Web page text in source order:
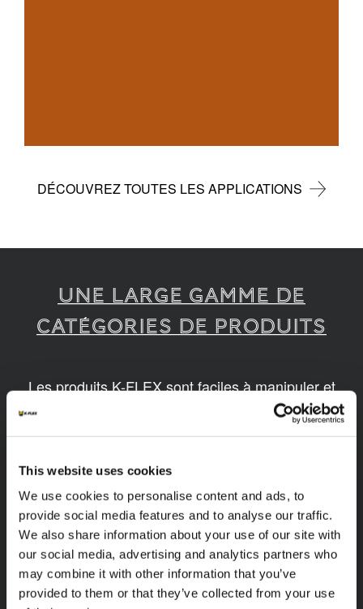
This website uses cookies
We use cookies to personalise content and ads, to
provide social media features and to analyse our traffic.
We also share information about your use of our site with
our social media, advertising and analytics partners who
may combine it with other information that you’ve
provided to them or that they’ve collected from your use
DÉCOUVREZ TOUTES LES APPLICATIONS
UNE LARGE GAMME DE
CATÉGORIES DE PRODUITS
Les produits K-FLEX sont faciles à manipuler et
assembler. Nos produits sont disponibles en
différentes dimensions et basés sur des
1/